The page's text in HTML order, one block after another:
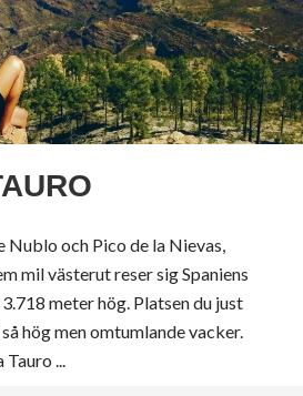
Nublo och Pico de la Nievas,
mil västerut reser sig Spaniens
meter hög. Platsen du just
hög men omtumlande vacker.
...